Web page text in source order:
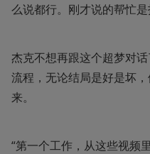
么说都行。刚才说的帮忙是
杰克不想再跟这个超梦对
流程，无论结局是好是坏
来。
“第一个工作，从这些视频